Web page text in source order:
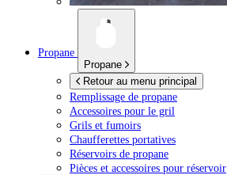
Propane
Propane
Retour au menu principal
Remplissage de propane
Accessoires pour le gril
Grils et fumoirs
Chaufferettes portatives
Réservoirs de propane
Pièces et accessoires pour réservoir